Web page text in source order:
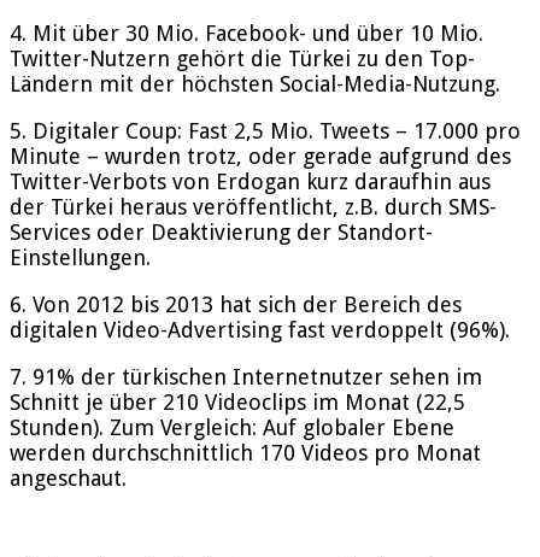
4. Mit über 30 Mio. Facebook- und über 10 Mio.
Twitter-Nutzern gehört die Türkei zu den Top-
Ländern mit der höchsten Social-Media-Nutzung.
5. Digitaler Coup: Fast 2,5 Mio. Tweets – 17.000 pro
Minute – wurden trotz, oder gerade aufgrund des
Twitter-Verbots von Erdogan kurz daraufhin aus
der Türkei heraus veröffentlicht, z.B. durch SMS-
Services oder Deaktivierung der Standort-
Einstellungen.
6. Von 2012 bis 2013 hat sich der Bereich des
digitalen Video-Advertising fast verdoppelt (96%).
7. 91% der türkischen Internetnutzer sehen im
Schnitt je über 210 Videoclips im Monat (22,5
Stunden). Zum Vergleich: Auf globaler Ebene
werden durchschnittlich 170 Videos pro Monat
angeschaut.